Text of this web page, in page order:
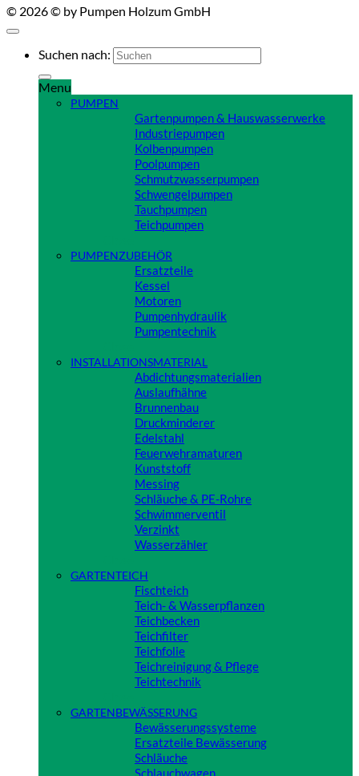
© 2026 © by Pumpen Holzum GmbH
Suchen nach:
Menu
PUMPEN
Gartenpumpen & Hauswasserwerke
Industriepumpen
Kolbenpumpen
Poolpumpen
Schmutzwasserpumpen
Schwengelpumpen
Tauchpumpen
Teichpumpen
PUMPENZUBEHÖR
Ersatzteile
Kessel
Motoren
Pumpenhydraulik
Pumpentechnik
INSTALLATIONSMATERIAL
Abdichtungsmaterialien
Auslaufhähne
Brunnenbau
Druckminderer
Edelstahl
Feuerwehramaturen
Kunststoff
Messing
Schläuche & PE-Rohre
Schwimmerventil
Verzinkt
Wasserzähler
GARTENTEICH
Fischteich
Teich- & Wasserpflanzen
Teichbecken
Teichfilter
Teichfolie
Teichreinigung & Pflege
Teichtechnik
GARTENBEWÄSSERUNG
Bewässerungssysteme
Ersatzteile Bewässerung
Schläuche
Schlauchwagen